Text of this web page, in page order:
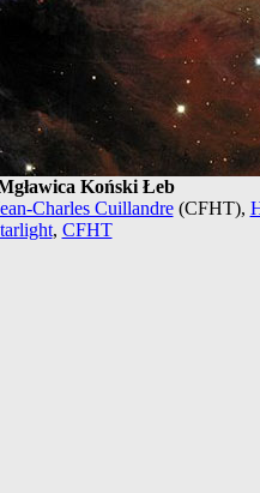
Koński Łeb
Charles Cuillandre(CFHT),
, CFHT